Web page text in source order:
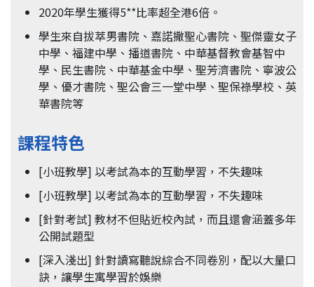
2020年學生獲得5**比率超全港6倍。
學生來自拔萃男書院、嘉諾撒聖心書院、聖傑靈女子
中學、福建中學、播道書院、中華基督教會基智中
學、民生書院、中華基金中學、聖芳濟書院、寧波公
學、優才書院、聖公會三一堂中學、聖保祿學校、英
華書院等
課程特色
[小班教學] 以考試為本的互動學習，不失趣味
[小班教學] 以考試為本的互動學習，不失趣味
[針對考試] 教材不但貼近校內試，而且還會涵蓋多年
公開試題型
[深入淺出] 針對讀寫聽說綜合不同卷別，配以大量口
訣，讓學生寓學習於娛樂